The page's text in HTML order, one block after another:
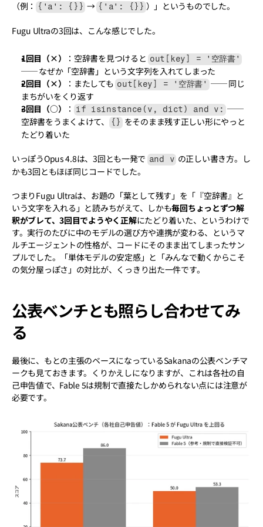
（例： {'a': {}} → {'a': {}} ）」というものでした。
Fugu Ultraの3回は、こんな感じでした。
1回目（×） ：空辞書を見つけると out[key] = '空辞書'
── なぜか「空辞書」という文字列を入れてしまった
2回目（×）
：またしても out[key] = '空辞書' ── 同じ
まちがいをくり返す
3回目（○）
： if isinstance(v, dict) and v: ──
空辞書をうまくよけて、
{} をそのまま残す正しい形にやっと
たどり着いた
いっぽうOpus 4.8は、3回とも一発で and v の正しい書き方。し
かも3回ともほぼ同じコードでした。
つまりFugu Ultraは、お題の「葉として残す」を「『空辞書』と
いう文字を入れる」と読みちがえて、しかも毎回ちょっとずつ解
釈がブレて、3回目でようやく正解にたどり着いた、というわけで
す。実行のたびに中のモデルの選び方や連携が変わる、というマ
ルチエージェントの性格が、コードにそのまま出てしまったサン
プルでした。「単体モデルの安定感」と「みんなで動くからこそ
の気分屋っぽさ」の対比が、くっきり出た一件です。
公表ベンチとも照らし合わせてみ
る
最後に、もとの主張のベースになっているSakanaの公表ベンチマ
ークも見ておきます。くりかえしになりますが、これは各社の自
己申告値で、Fable 5は規制で直接たしかめられない点には注意が
必要です。